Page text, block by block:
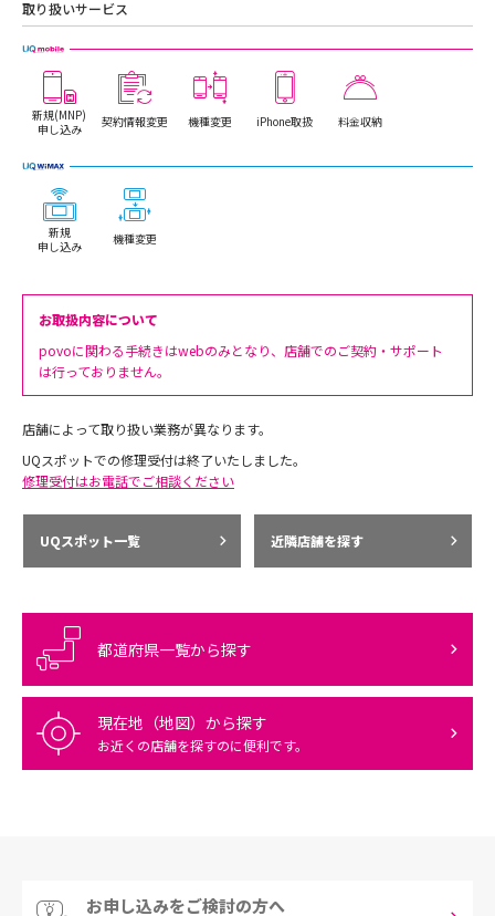
取り扱いサービス
新規(MNP)
申し込み
契約情報変更 機種変更 iPhone取扱 料金収納
新規
申し込み
機種変更
お取扱内容について
povoに関わる手続きはwebのみとなり、店舗でのご契約・サポート
は行っておりません。
店舗によって取り扱い業務が異なります。
UQスポットでの修理受付は終了いたしました。
修理受付はお電話でご相談ください
UQスポット一覧 近隣店舗を探す
都道府県一覧から探す
現在地（地図）から探す
お近くの店舗を探すのに便利です。
お申し込みをご検討の方へ